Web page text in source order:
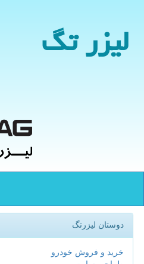
لیزر تگ
دوستان لیزرتگ
خرید و فروش خودرو